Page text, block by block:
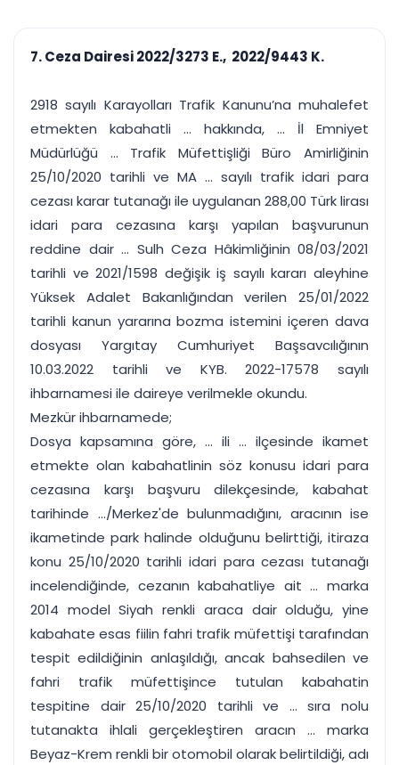
Duruşma ve görev
takvimi
Bildirim
Süreleri asla kaçırmayın
takibi
rapor
Tek panelde uçtan uca yönetim
UYAP & UETS entegrasyonundan finansa, hepsi bir arada.
Tüm özellikleri inceleyin Ücretsiz Başlayın
7. Ceza Dairesi 2022/3273 E., 2022/9443 K.
2918 sayılı Karayolları Trafik Kanunu’na muhalefet
etmekten kabahatli ... hakkında, ... İl Emniyet
Müdürlüğü ... Trafik Müfettişliği Büro Amirliğinin
25/10/2020 tarihli ve MA ... sayılı trafik idari para
cezası karar tutanağı ile uygulanan 288,00 Türk lirası
idari para cezasına karşı yapılan başvurunun
reddine dair ... Sulh Ceza Hâkimliğinin 08/03/2021
tarihli ve 2021/1598 değişik iş sayılı kararı aleyhine
Yüksek Adalet Bakanlığından verilen 25/01/2022
tarihli kanun yararına bozma istemini içeren dava
dosyası Yargıtay Cumhuriyet Başsavcılığının
10.03.2022 tarihli ve KYB. 2022-17578 sayılı
ihbarnamesi ile daireye verilmekle okundu.
Mezkür ihbarnamede;
Dosya kapsamına göre, ... ili ... ilçesinde ikamet
etmekte olan kabahatlinin söz konusu idari para
cezasına karşı başvuru dilekçesinde, kabahat
tarihinde .../Merkez'de bulunmadığını, aracının ise
ikametinde park halinde olduğunu belirttiği, itiraza
konu 25/10/2020 tarihli idari para cezası tutanağı
incelendiğinde, cezanın kabahatliye ait ... marka
2014 model Siyah renkli araca dair olduğu, yine
kabahate esas fiilin fahri trafik müfettişi tarafından
tespit edildiğinin anlaşıldığı, ancak bahsedilen ve
fahri trafik müfettişince tutulan kabahatin
tespitine dair 25/10/2020 tarihli ve ... sıra nolu
tutanakta ihlali gerçekleştiren aracın ... marka
Beyaz-Krem renkli bir otomobil olarak belirtildiği, adı